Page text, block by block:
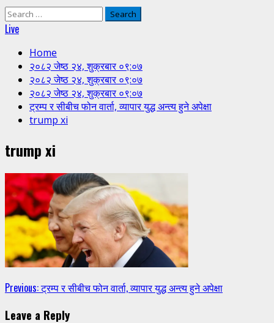
Search
for:
Live
Home
२०८२ जेष्ठ २४, शुक्रबार ०९:०७
२०८२ जेष्ठ २४, शुक्रबार ०९:०७
२०८२ जेष्ठ २४, शुक्रबार ०९:०७
ट्रम्प र सीबीच फोन वार्ता, व्यापार युद्ध अन्त्य हुने अपेक्षा
trump xi
trump xi
Continue
Reading
Previous:ट्रम्प र सीबीच फोन वार्ता, व्यापार युद्ध अन्त्य हुने अपेक्षा
Leave a Reply